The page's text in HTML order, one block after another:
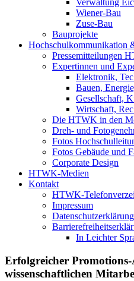
Verwaltung
Wiener-Bau
Zuse-Bau
Bauprojekte
Hochschulkommunikation
Pressemitteilungen
Expertinnen und
Elektronik,
Bauen,
Gesellschaft,
Wirtschaft,
Die HTWK in den
Dreh- und
Fotos
Fotos Gebäude und
Corporate Design
HTWK-Medien
Kontakt
HTWK-
Impressum
Datenschutzerklärung
In Leichter
Erfolgreicher
wissenschaftlichen